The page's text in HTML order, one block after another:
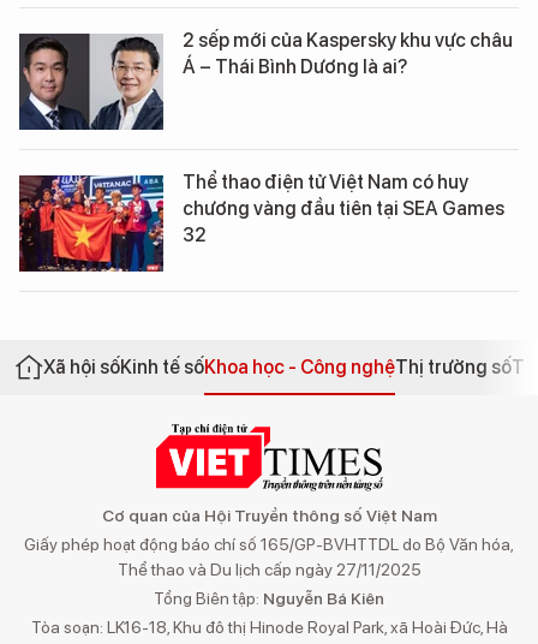
2 sếp mới của Kaspersky khu vực châu
Á – Thái Bình Dương là ai?
Thể thao điện tử Việt Nam có huy
chương vàng đầu tiên tại SEA Games
32
Xã hội sốKinh tế sốKhoa học - Công nghệThị trường số
Cơ quan của Hội Truyền thông số Việt Nam
Giấy phép hoạt động báo chí số 165/GP-BVHTTDL do Bộ Văn hóa,
Thể thao và Du lịch cấp ngày 27/11/2025
Tổng Biên tập: Nguyễn Bá Kiên
Tòa soạn: LK16-18, Khu đô thị Hinode Royal Park, xã Hoài Đức, Hà